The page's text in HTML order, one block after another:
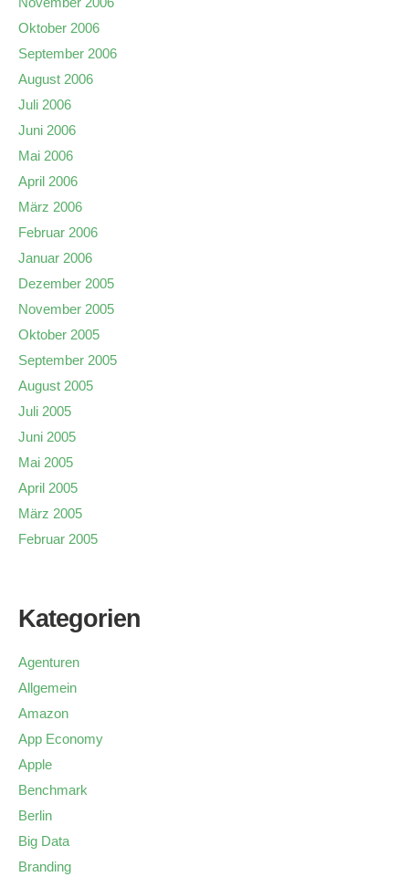
Oktober 2006
September 2006
August 2006
Juli 2006
Juni 2006
Mai 2006
April 2006
März 2006
Februar 2006
Januar 2006
Dezember 2005
November 2005
Oktober 2005
September 2005
August 2005
Juli 2005
Juni 2005
Mai 2005
April 2005
März 2005
Februar 2005
Kategorien
Agenturen
Allgemein
Amazon
App Economy
Apple
Benchmark
Berlin
Big Data
Branding